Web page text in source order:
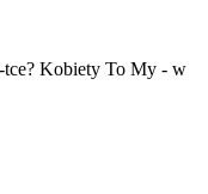
tce? Kobiety To My - w